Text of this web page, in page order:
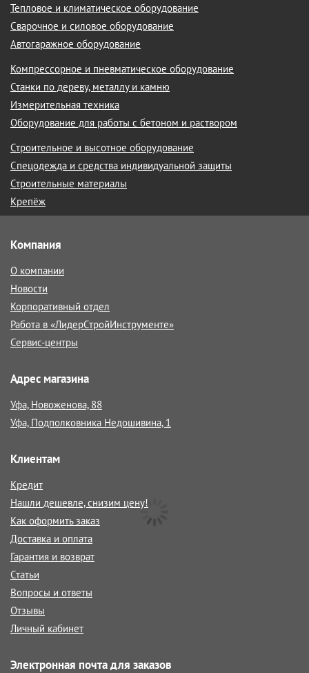
Тепловое и климатическое оборудование
Сварочное и силовое оборудование
Автогаражное оборудование
Компрессорное и пневматическое оборудование
Станки по дереву, металлу и камню
Измерительная техника
Оборудование для работы с бетоном и раствором
Строительное и высотное оборудование
Спецодежда и средства индивидуальной защиты
Строительные материалы
Крепёж
Компания
О компании
Новости
Корпоративный отдел
Работа в «ЛидерСтройИнструменте»
Сервис-центры
Адрес магазина
Уфа, Новоженова, 88
Уфа, Подполковника Недошивина, 1
Клиентам
Кредит
Нашли дешевле, снизим цену!
Как оформить заказ
Доставка и оплата
Гарантия и возврат
Статьи
Вопросы и ответы
Отзывы
Личный кабинет
Электронная почта для заказов